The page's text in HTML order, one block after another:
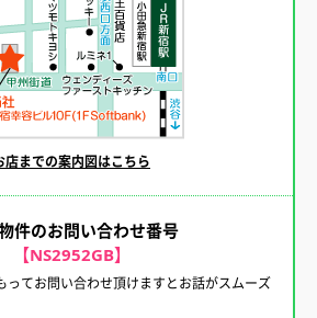
店までの案内図はこちら
件のお問い合わせ番号
【NS2952GB】
てお問い合わせ頂けますとお話がスムーズ